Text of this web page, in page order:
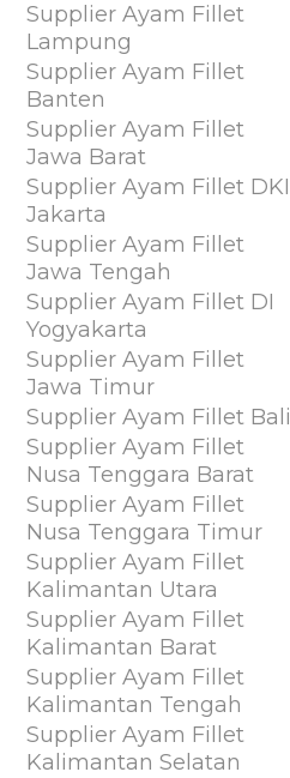
Supplier Ayam Fillet
Lampung
Supplier Ayam Fillet
Banten
Supplier Ayam Fillet
Jawa Barat
Supplier Ayam Fillet DKI
Jakarta
Supplier Ayam Fillet
Jawa Tengah
Supplier Ayam Fillet DI
Yogyakarta
Supplier Ayam Fillet
Jawa Timur
Supplier Ayam Fillet Bali
Supplier Ayam Fillet
Nusa Tenggara Barat
Supplier Ayam Fillet
Nusa Tenggara Timur
Supplier Ayam Fillet
Kalimantan Utara
Supplier Ayam Fillet
Kalimantan Barat
Supplier Ayam Fillet
Kalimantan Tengah
Supplier Ayam Fillet
Kalimantan Selatan